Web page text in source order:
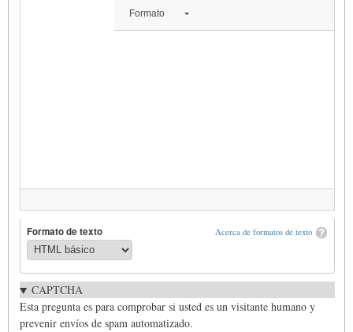
Formato
Acerca de formatos de texto
Formato de texto
CAPTCHA
Esta pregunta es para comprobar si usted es un visitante humano y
prevenir envíos de spam automatizado.